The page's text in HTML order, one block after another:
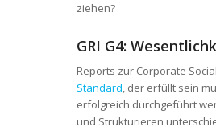
ziehen?
GRI G4:
Reports zur Corporate
Standard, der erfüllt sein
erfolgreich durchgeführt
und Strukturieren